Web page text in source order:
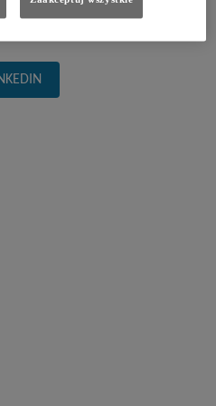
STRONA